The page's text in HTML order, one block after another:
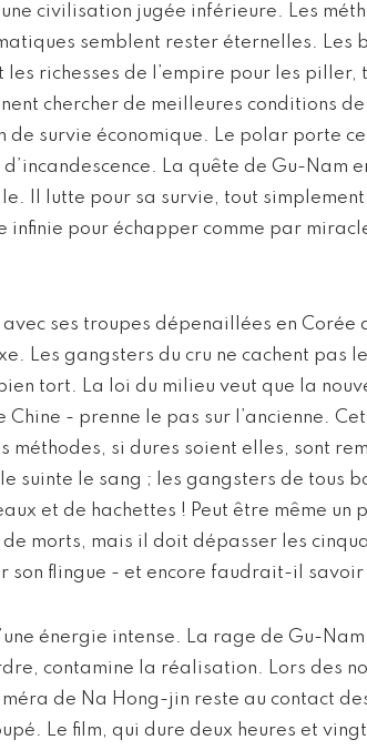
civilisation jugée inférieure. Les
semblent rester éternelles. Les
richesses de l’empire pour les piller,
chercher de meilleures conditions
de survie économique. Le polar porte
La quête de Gu-Nam
Il lutte pour sa survie, tout
infinie pour échapper comme par
ses troupes dépenaillées en Corée
Les gangsters du cru ne cachent pas
tort. La loi du milieu veut que la
- prenne le pas sur l’ancienne.
méthodes, si dures soient elles, sont
suinte le sang ; les gangsters de tous
et de hachettes ! Peut être même un
de morts, mais il doit dépasser les
son flingue - et encore faudrait-il savoir
énergie intense. La rage de Gu-Nam,
contamine la réalisation. Lors des
de Na Hong-jin reste au contact
Le film, qui dure deux heures et